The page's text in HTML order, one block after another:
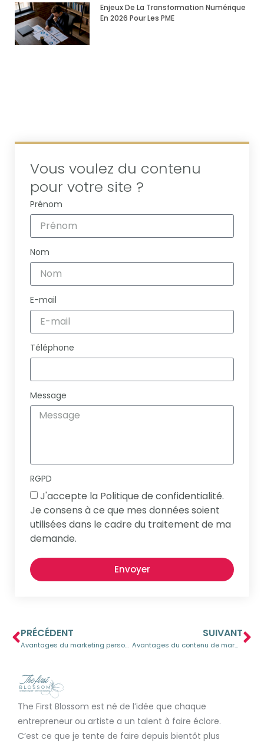
Enjeux De La Transformation Numérique
En 2026 Pour Les PME
Vous voulez du contenu
pour votre site ?
Prénom
Nom
E-mail
Téléphone
Message
RGPD
J'accepte la Politique de confidentialité.
Je consens à ce que mes données soient
utilisées dans le cadre du traitement de ma
demande.
Envoyer
PRÉCÉDENT
Avantages du marketing personnalisé pour les PME
SUIVANT
Avantages du contenu de marque pour les PME
The First Blossom est né de l’idée que chaque
entrepreneur ou artiste a un talent à faire éclore.
C’est ce que je tente de faire depuis bientôt plus